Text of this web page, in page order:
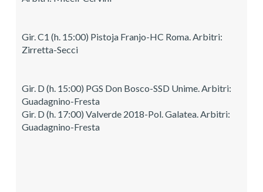
Gir. C1 (h. 15:00) Pistoja Franjo-HC Roma. Arbitri:
Zirretta-Secci
Gir. D (h. 15:00) PGS Don Bosco-SSD Unime. Arbitri:
Guadagnino-Fresta
Gir. D (h. 17:00) Valverde 2018-Pol. Galatea. Arbitri:
Guadagnino-Fresta